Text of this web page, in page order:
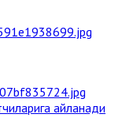
айланади